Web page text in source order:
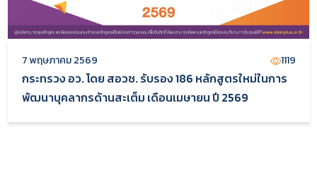
7 พฤษภาคม 2569 1119
กระทรวง อว. โดย สอวช. รับรอง 186 หลักสูตรใหม่ในการ
พัฒนาบุคลากรด้านสะเต็ม เดือนเมษายน ปี 2569